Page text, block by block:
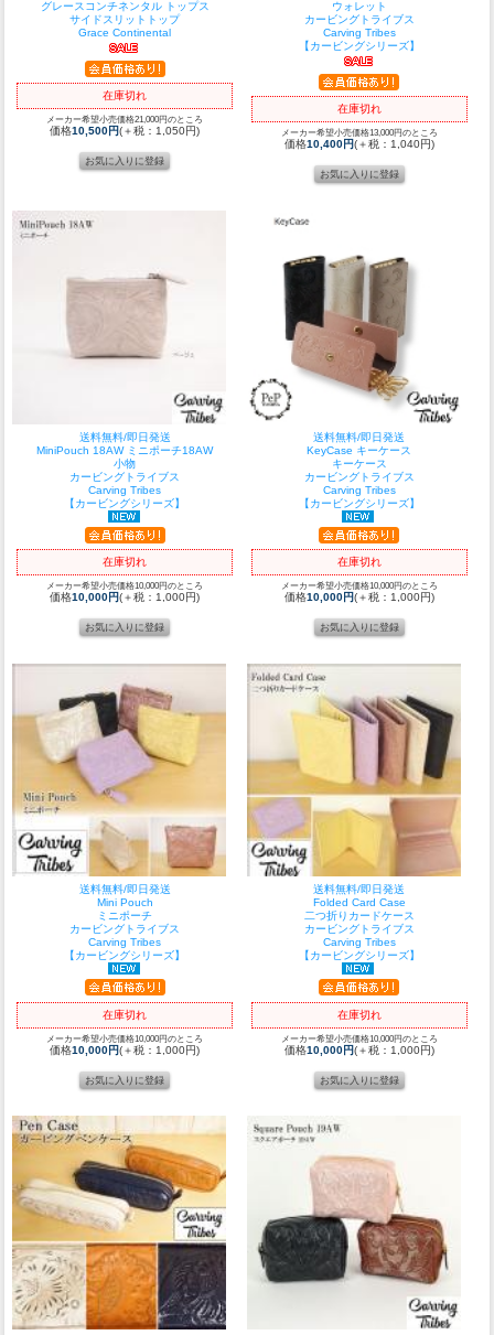
グレースコンチネンタル トップス
サイドスリットトップ
Grace Continental
在庫切れ
メーカー希望小売価格21,000円のところ
価格10,500円(＋税：1,050円)
ウォレット
カービングトライブス
Carving Tribes
【カービングシリーズ】
在庫切れ
メーカー希望小売価格13,000円のところ
価格10,400円(＋税：1,040円)
送料無料/即日発送
MiniPouch 18AW ミニポーチ18AW
小物
カービングトライブス
Carving Tribes
【カービングシリーズ】
在庫切れ
メーカー希望小売価格10,000円のところ
価格10,000円(＋税：1,000円)
送料無料/即日発送
KeyCase キーケース
キーケース
カービングトライブス
Carving Tribes
【カービングシリーズ】
在庫切れ
メーカー希望小売価格10,000円のところ
価格10,000円(＋税：1,000円)
送料無料/即日発送
Mini Pouch
ミニポーチ
カービングトライブス
Carving Tribes
【カービングシリーズ】
在庫切れ
メーカー希望小売価格10,000円のところ
価格10,000円(＋税：1,000円)
送料無料/即日発送
Folded Card Case
二つ折りカードケース
カービングトライブス
Carving Tribes
【カービングシリーズ】
在庫切れ
メーカー希望小売価格10,000円のところ
価格10,000円(＋税：1,000円)